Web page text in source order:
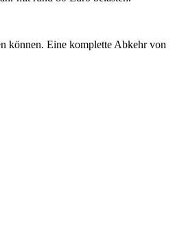
können. Eine komplette Abkehr von